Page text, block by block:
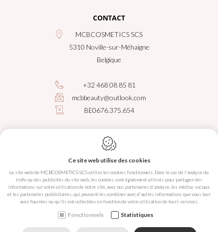
CONTACT
MCBCOSMETICS SCS
5310 Noville-sur-Méhaigne
Belgique
+32 468 08 85 81
mcbbeauty@outlook.com
BE0676.375.654
Conception du site web par IDcreation 2025
Politique en matière de cookies
Politique de confidentialité
Plan du site
Ce site web utilise des cookies
Le site web de MCBCOSMETICS SCS utilise les cookies fonctionnels. Dans le cas de l'analyse du
trafic ou des publicités du site web, les cookies sont également utilisés pour partager des
informations sur votre utilisation de notre site, avec nos partenaires d'analyse, les médias sociaux
et les partenaires publicitaires, qui peuvent les combiner avec d'autres informations que vous leur
avez fournies ou qu'ils ont collectées en fonction de votre utilisation de leurs services.
Fonctionnels Statistiques